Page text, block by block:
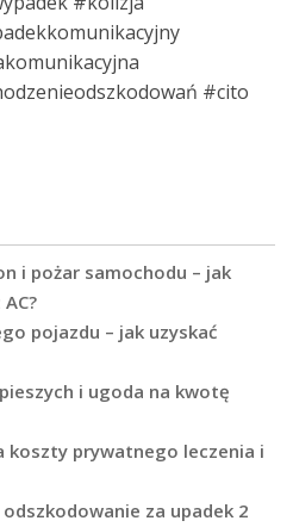
#cito
i pożar samochodu – jak
pojazdu – jak uzyskać
i ugoda na kwotę
koszty prywatnego leczenia i
za upadek 2